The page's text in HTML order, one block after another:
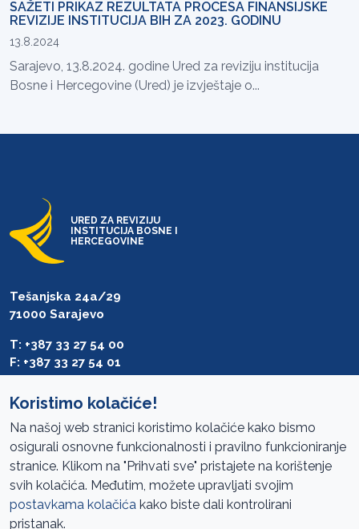
SAŽETI PRIKAZ REZULTATA PROCESA FINANSIJSKE
REVIZIJE INSTITUCIJA BIH ZA 2023. GODINU
13.8.2024
Sarajevo, 13.8.2024. godine Ured za reviziju institucija
Bosne i Hercegovine (Ured) je izvještaje o...
URED ZA REVIZIJU
INSTITUCIJA BOSNE I
HERCEGOVINE
Tešanjska 24a/29
71000 Sarajevo
T: +387 33 27 54 00
F: +387 33 27 54 01
Pristup informacijama
Mapa sajta
Oglasi
Koristimo kolačiće!
Na našoj web stranici koristimo kolačiće kako bismo
osigurali osnovne funkcionalnosti i pravilno funkcioniranje
stranice. Klikom na "Prihvati sve" pristajete na korištenje
svih kolačića. Međutim, možete upravljati svojim
postavkama kolačića kako biste dali kontrolirani
pristanak.